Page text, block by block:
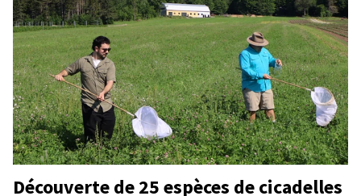
Découverte de 25 espèces de cicadelles